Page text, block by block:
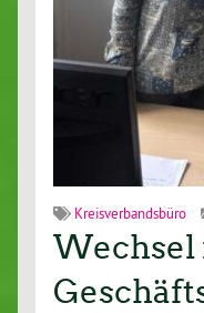
Kreisverbandsbüro
Wechsel